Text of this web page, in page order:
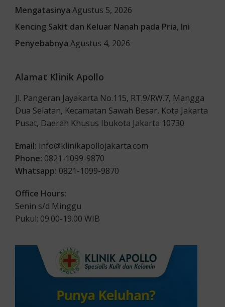
Mengatasinya Agustus 5, 2026
Kencing Sakit dan Keluar Nanah pada Pria, Ini
Penyebabnya Agustus 4, 2026
Alamat Klinik Apollo
Jl. Pangeran Jayakarta No.115, RT.9/RW.7, Mangga
Dua Selatan, Kecamatan Sawah Besar, Kota Jakarta
Pusat, Daerah Khusus Ibukota Jakarta 10730
Email: info@klinikapollojakarta.com
Phone: 0821-1099-9870
Whatsapp: 0821-1099-9870
Office Hours:
Senin s/d Minggu
Pukul: 09.00-19.00 WIB